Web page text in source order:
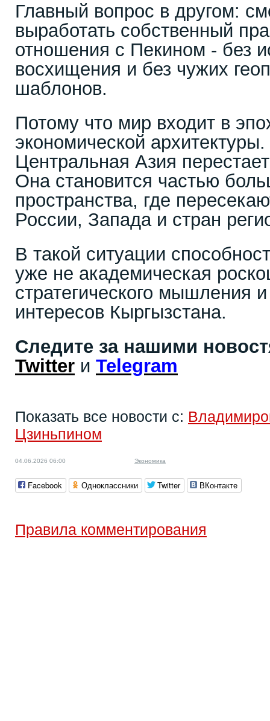
Главный вопрос в другом:
выработать собственный
отношения с Пекином - без
восхищения и без чужих
шаблонов.
Потому что мир входит в
экономической
Центральная Азия
Она становится частью
пространства, где
России, Запада и стран
В такой ситуации
уже не академическая
стратегического мышления
интересов Кыргызстана.
Следите за нашими
Twitter и Telegram
Показать все новости с:
Цзиньпином
04.06.2026 06:00 Экономика
Facebook Одноклассники Twitter ВКонтакте
Правила комментирования